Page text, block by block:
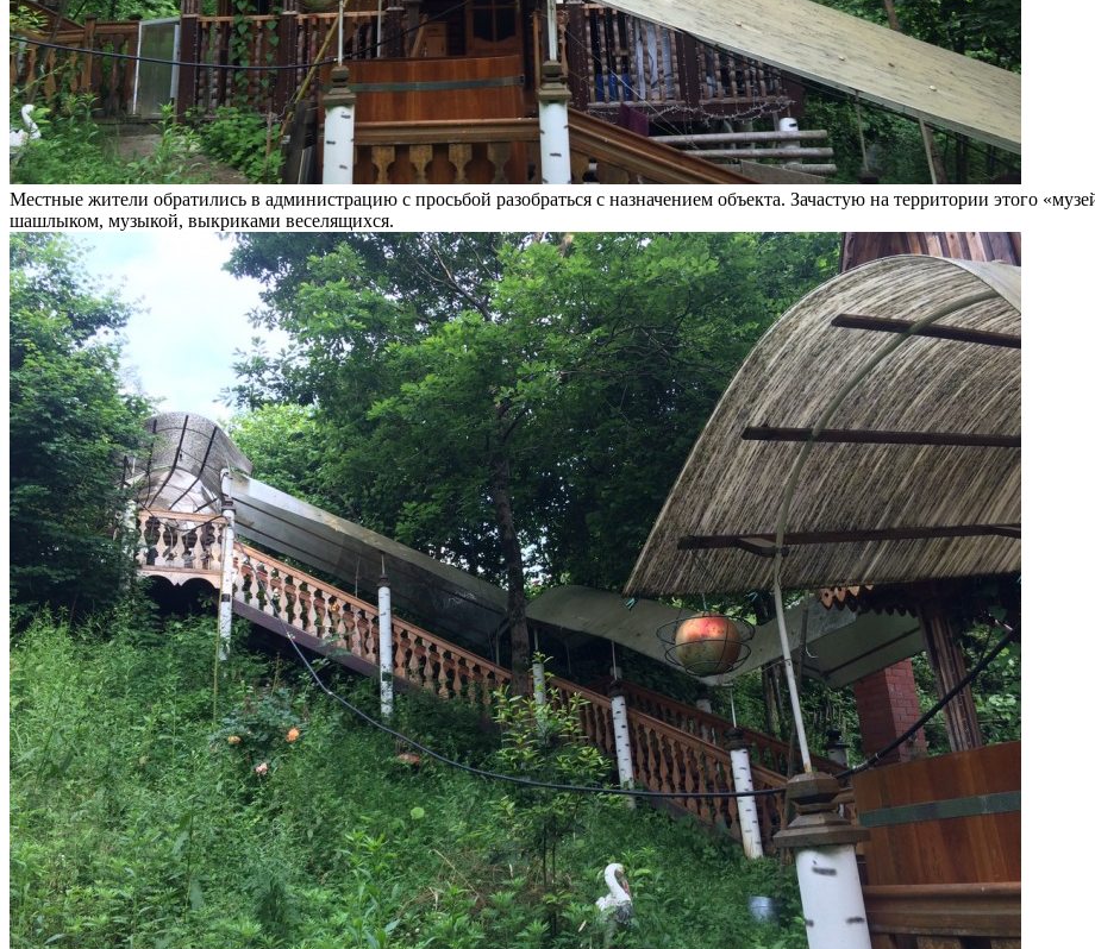
Местные жители обратились в администрацию с просьбой разобраться с назначением объекта. Зачастую на территории этого
шашлыком, музыкой, выкриками веселящихся.